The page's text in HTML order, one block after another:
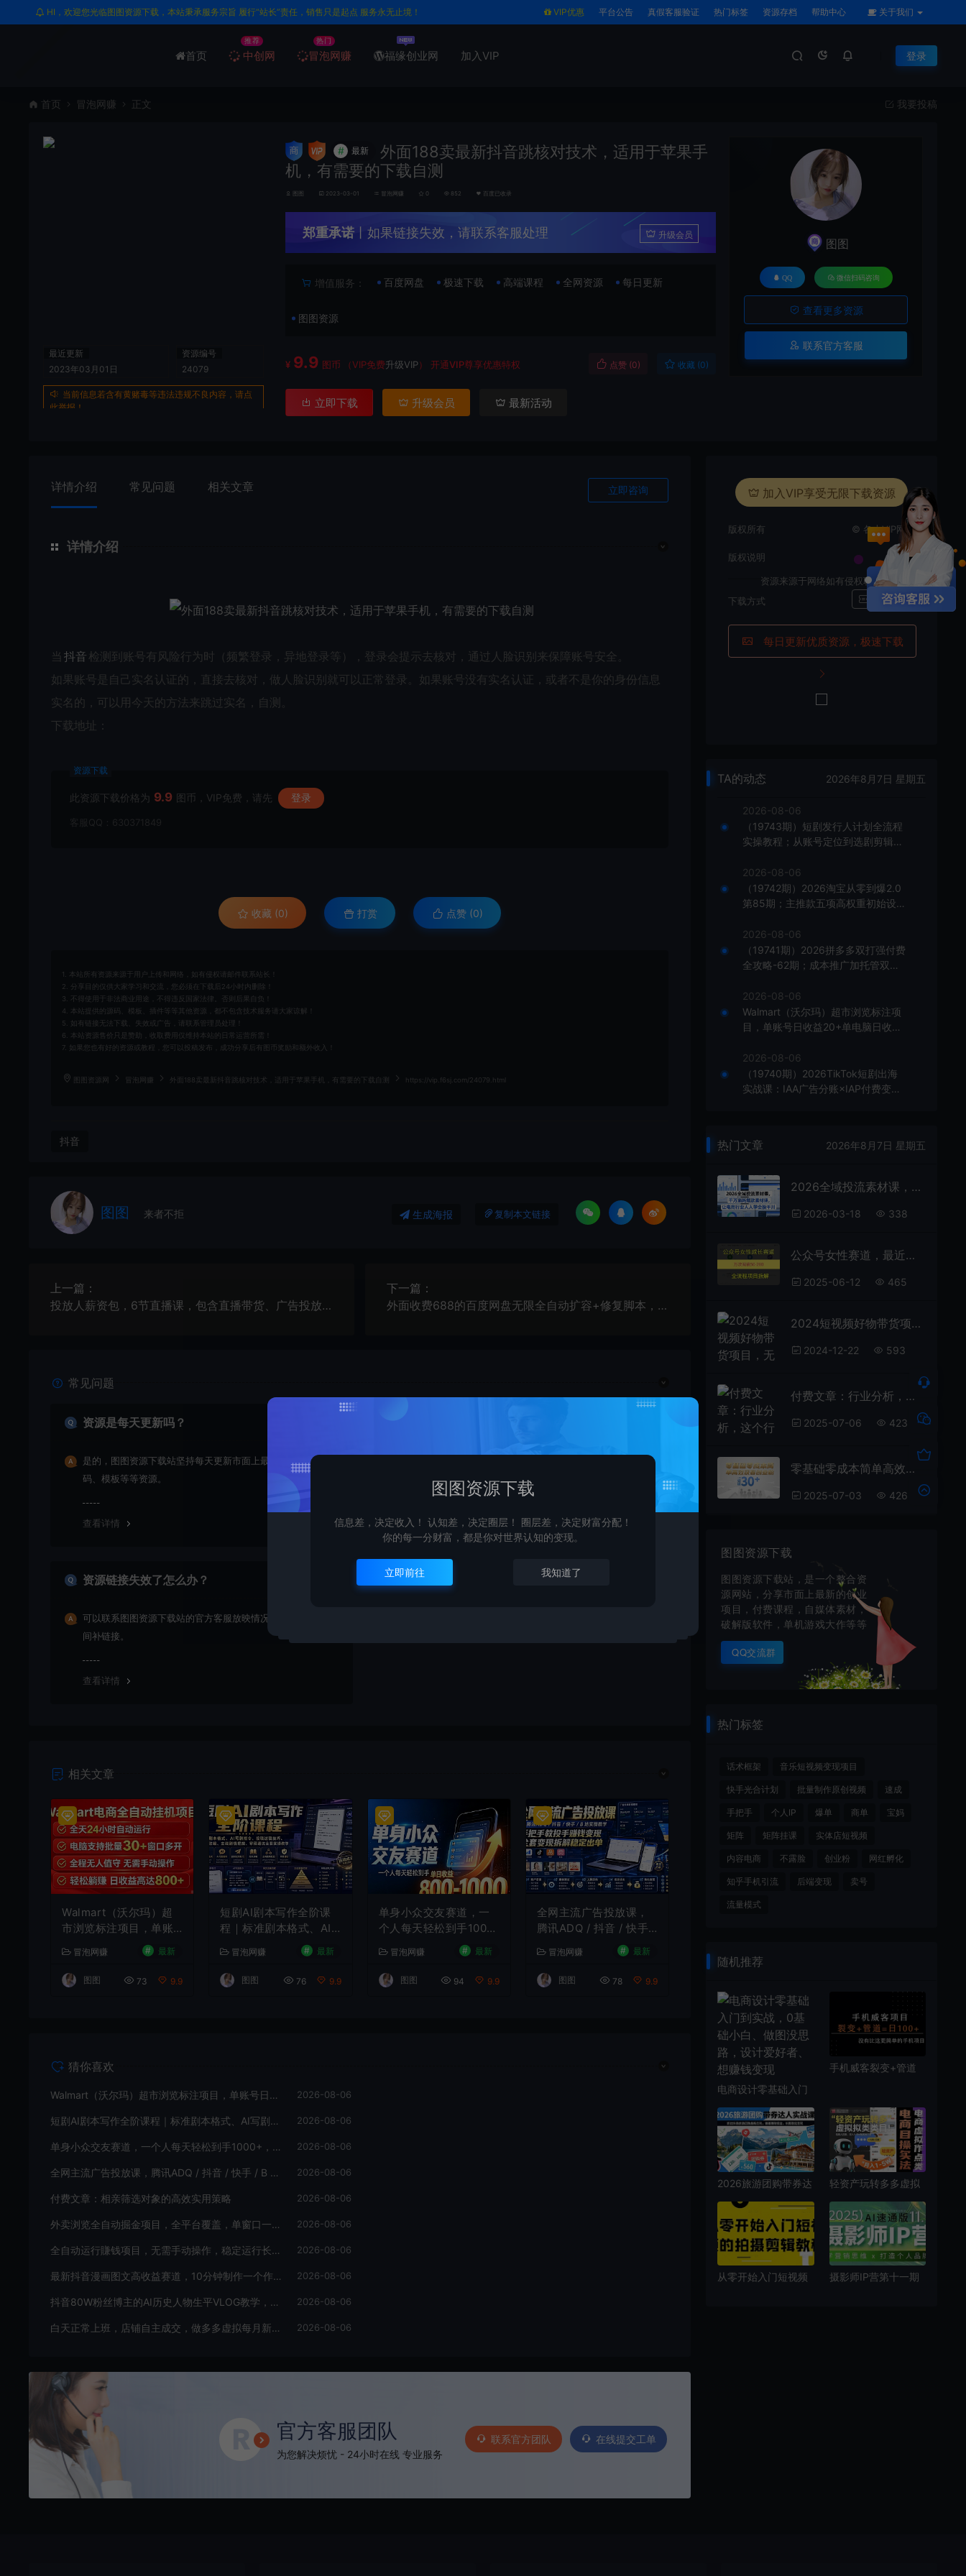
HI，欢迎您光临图图资源下载，本站秉承服务宗旨 履行“站长”责任，销售只是起点 服务永无止境！ VIP优惠 平台公告 真假客服验证 热门标签 资源存档 帮助中心 关于我们
首页 中创网
推荐
冒泡网赚
热门
福缘创业网 加入VIP 登录
首页 冒泡网赚 正文 我要投稿
最近更新
2023年03月01日
资源编号
24079
当前信息若含有黄赌毒等违法违规不良内容，请点
此举报！
# 最新
外面188卖最新抖音跳核对技术，适用于苹果手
机，有需要的下载自测
图图 2023-03-01 冒泡网赚 0 852 百度已收录
郑重承诺 丨如果链接失效，请联系客服处理 升级会员
增值服务： 百度网盘 极速下载 高端课程 全网资源 每日更新
图图资源
¥ 9.9 图币 （VIP免费升级VIP）开通VIP尊享优惠特权 点赞 (0) 收藏 (0)
立即下载 升级会员 最新活动
图图
QQ 微信扫码咨询
查看更多资源
联系官方客服
详情介绍 常见问题 相关文章 立即咨询
详情介绍
当 抖音 检测到账号有风险行为时（频繁登录，异地登录等），登录会提示去核对，通过人脸识别来保障账号安全。
如果账号是自己实名认证的，直接去核对，做人脸识别就可以正常登录。如果账号没有实名认证，或者不是你的身份信息
实名的，可以用今天的方法来跳过实名，自测。
下载地址：
资源下载
此资源下载价格为 9.9 图币，VIP免费，请先 登录
客服QQ：630371849
收藏 (0) 打赏 点赞 (0)
1. 本站所有资源来源于用户上传和网络，如有侵权请邮件联系站长！
2. 分享目的仅供大家学习和交流，您必须在下载后24小时内删除！
3. 不得使用于非法商业用途，不得违反国家法律。否则后果自负！
4. 本站提供的源码、模板、插件等等其他资源，都不包含技术服务请大家谅解！
5. 如有链接无法下载、失效或广告，请联系管理员处理！
6. 本站资源售价只是赞助，收取费用仅维持本站的日常运营所需！
7. 如果您也有好的资源或教程，您可以投稿发布，成功分享后有图币奖励和额外收入！
图图资源网 冒泡网赚 外面188卖最新抖音跳核对技术，适用于苹果手机，有需要的下载自测 https://vip.f6sj.com/24079.html
抖音
图图 来者不拒 生成海报 复制本文链接
上一篇：
投放人薪资包，6节直播课，包含直播带货、广告投放、以及投标的独家秘籍
下一篇：
外面收费688的百度网盘无限全自动扩容+修复脚本，接单日收入300+【脚本+教程】
常见问题
资源是每天更新吗？
是的，图图资源下载站坚持每天更新市面上最新的课程、源
码、模板等等资源。
查看详情
购买后可以退款吗？
受退款申请。望周知。
查看详情
资源链接失效了怎么办？
可以联系图图资源下载站的官方客服放映情况，客服会第一时
间补链接。
查看详情
相关文章
Walmart（沃尔玛）超
市浏览标注项目，单账
号日收益20+单电脑日
收益可达800+带分佣机
制【揭秘】
冒泡网赚 # 最新
图图 73 9.9
短剧AI剧本写作全阶课
程｜标准剧本格式、AI
写剧指令、投稿过稿技
巧、网文改编、主线剧
情把控、审稿避坑全套
实操教学
冒泡网赚 # 最新
图图 76 9.9
单身小众交友赛道，一
个人每天轻松到手1000
+，落地快、见效稳【揭
秘】
冒泡网赚 # 最新
图图 94 9.9
全网主流广告投放课，
腾讯ADQ / 抖音 / 快手 /
B 站实操教学，手把手
教投手赚钱变现，全套
变现拆解稳定出单
冒泡网赚 # 最新
图图 78 9.9
猜你喜欢
Walmart（沃尔玛）超市浏览标注项目，单账号日收益20+单电脑日收益可达800+带分佣机制【揭秘】 2026-08-06
短剧AI剧本写作全阶课程｜标准剧本格式、AI写剧指令、投稿过稿技巧、网文改编、主线剧情把控、审稿避坑全套实操教学 2026-08-06
单身小众交友赛道，一个人每天轻松到手1000+，落地快、见效稳【揭秘】 2026-08-06
全网主流广告投放课，腾讯ADQ / 抖音 / 快手 / B 站实操教学，手把手教投手赚钱变现，全套变现拆解稳定出单 2026-08-06
付费文章：相亲筛选对象的高效实用策略 2026-08-06
外卖浏览全自动掘金项目，全平台覆盖，单窗口一天30+，可批量矩阵做，轻松日入500+【揭秘】 2026-08-06
全自动运行賺钱项目，无需手动操作，稳定运行长期可做，新手副业首选【揭秘】 2026-08-06
最新抖音漫画图文高收益赛道，10分钟制作一个作品，稳拿创作者伙伴计划收益 2026-08-06
抖音80W粉丝博主的AI历史人物生平VLOG教学，不用拍摄不用露脸，AI帮你搞定，轻松解锁伙伴计划+精选收益 2026-08-06
白天正常上班，店铺自主成交，做多多虚拟每月新增1-3W稳定被动收入【揭秘】 2026-08-06
官方客服团队
为您解决烦忧 - 24小时在线 专业服务
联系官方团队 在线提交工单
加入VIP享受无限下载资源
版权所有 © 各大VIP网站
版权说明
资源来源于网络如有侵权联系删除
下载方式
百度网盘
每日更新优质资源，极速下载
TA的动态 2026年8月7日 星期五
2026-08-06
（19743期）短剧发行人计划全流程
实操教程；从账号定位到选剧剪辑再
单
2026-08-06
（19742期）2026淘宝从零到爆2.0
第85期；主推款五项高权重初始设
础权重
2026-08-06
（19741期）2026拼多多双打强付费
全攻略-62期；成本推广加托管双剑
与选择策略
2026-08-06
Walmart（沃尔玛）超市浏览标注项
目，单账号日收益20+单电脑日收益
2026-08-06
（19740期）2026TikTok短剧出海
实战课：IAA广告分账×IAP付费变现
热门文章 2026年8月7日 星期五
2026全域投流素材课，干万消耗爆款素材课，让电商行业人人学会投千川
2026-03-18 338
公众号女性赛道，最近爆火系列，条条作品阅读量10w+
2025-06-12 465
2024短视频好物带货项目，无需实拍，仅靠混剪实现纯视频带货
2024-12-22 593
付费文章：行业分析，这个行业，相当于2014年的新能源汽车
2025-07-06 423
零基础零成本简单高效获客创业粉，一天引流30+
2025-07-03 426
图图资源下载
图图资源下载站，是一个整合资
源网站，分享市面上最新的创业
项目，付费课程，自媒体素材，
破解版软件，单机游戏大作等等
QQ交流群
热门标签
话术框架 音乐短视频变现项目
快手光合计划 批量制作原创视频 速成
手把手 个人IP 爆单 商单 宝妈
矩阵 矩阵挂课 实体店短视频
内容电商 不露脸 创业粉 网红孵化
知乎手机引流 后端变现 卖号
流量模式
随机推荐
电商设计零基础入门
白、做图没思路，设
计爱好者、想赚钱变
现
手机威客裂变+管道
2026旅游团购带券达
旅游团购最新红利，
躺着賺取佣金，长期
稳定变现
轻资产玩转多多虚拟
+自动发货，月入1-
5W的高效方法【揭
秘】
从零开始入门短视频
摄影师IP营第十一期
图图资源下载
信息差，决定收入！ 认知差，决定圈层！ 圈层差，决定财富分配！
你的每一分财富，都是你对世界认知的变现。
立即前往 我知道了